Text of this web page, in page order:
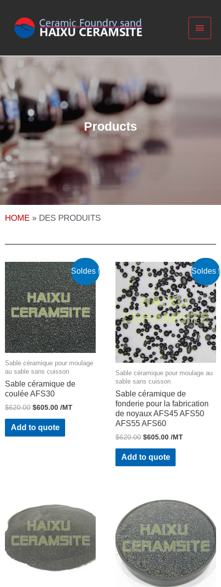
Products​
HOME » DES PRODUITS
Soldes !
Sable céramique pour moulage
au sable sans cuisson
Sable céramique de
coulée AFS30
$620.00 $605.00 /MT
Add to quote
Soldes !
Sable céramique pour moulage au
sable sans cuisson
Sable céramique de
fonderie pour la fabrication
de noyaux AFS45 AFS50
AFS55 AFS60
$620.00 $605.00 /MT
Add to quote